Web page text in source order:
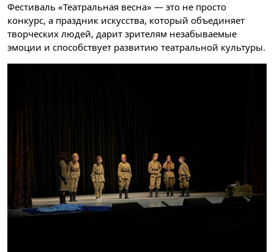
Фестиваль «Театральная весна» — это не просто
конкурс, а праздник искусства, который объединяет
творческих людей, дарит зрителям незабываемые
эмоции и способствует развитию театральной культуры.